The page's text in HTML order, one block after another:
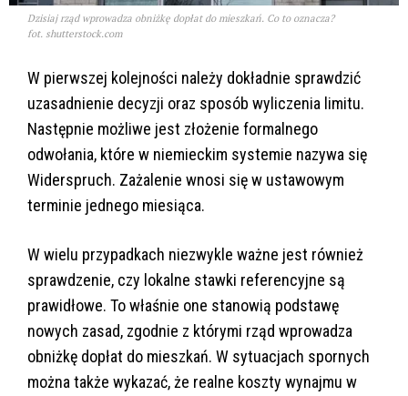
Dzisiaj rząd wprowadza obniżkę dopłat do mieszkań. Co to oznacza?
fot. shutterstock.com
W pierwszej kolejności należy dokładnie sprawdzić
uzasadnienie decyzji oraz sposób wyliczenia limitu.
Następnie możliwe jest złożenie formalnego
odwołania, które w niemieckim systemie nazywa się
Widerspruch. Zażalenie wnosi się w ustawowym
terminie jednego miesiąca.
W wielu przypadkach niezwykle ważne jest również
sprawdzenie, czy lokalne stawki referencyjne są
prawidłowe. To właśnie one stanowią podstawę
nowych zasad, zgodnie z którymi rząd wprowadza
obniżkę dopłat do mieszkań. W sytuacjach spornych
można także wykazać, że realne koszty wynajmu w